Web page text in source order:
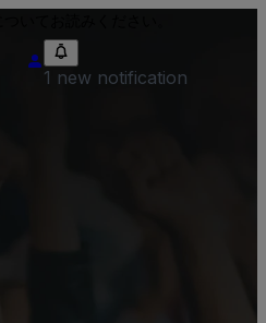
1 new notification